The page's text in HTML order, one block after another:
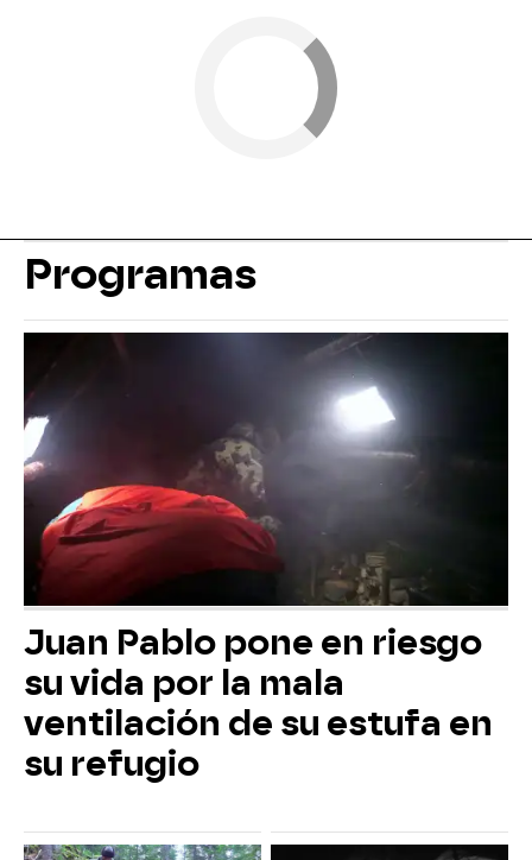
Programas
Juan Pablo pone en riesgo
su vida por la mala
ventilación de su estufa en
su refugio